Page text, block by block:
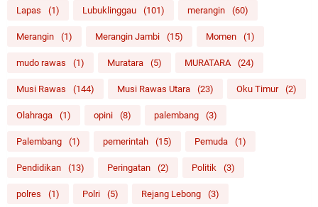
Lapas (1) Lubuklinggau (101) merangin (60)
Merangin (1) Merangin Jambi (15) Momen (1)
mudo rawas (1) Muratara (5) MURATARA (24)
Musi Rawas (144) Musi Rawas Utara (23) Oku Timur (2)
Olahraga (1) opini (8) palembang (3)
Palembang (1) pemerintah (15) Pemuda (1)
Pendidikan (13) Peringatan (2) Politik (3)
polres (1) Polri (5) Rejang Lebong (3)